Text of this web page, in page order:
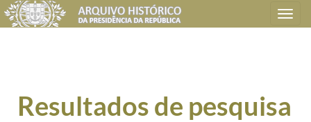
Toggle
navigation
Resultados de pesquisa